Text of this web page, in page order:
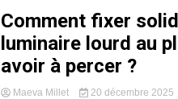
Comment fixer
luminaire lourd au
avoir à percer ?
Maeva Millet 20 décembre 2025